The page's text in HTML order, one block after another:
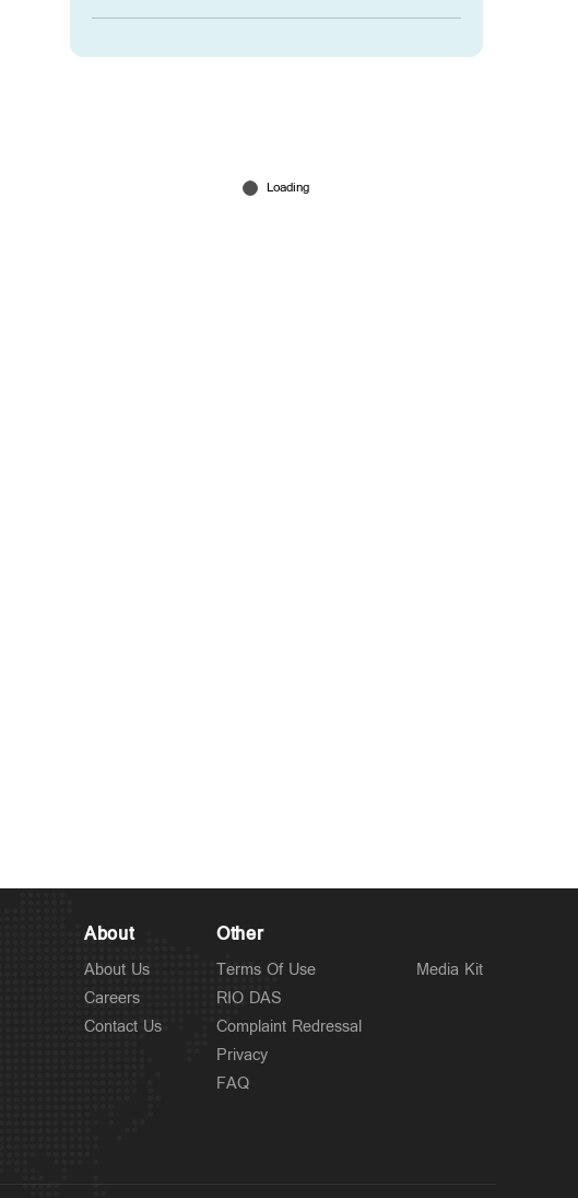
About
About Us
Careers
Contact Us
Other
Terms Of Use
RIO DAS
Complaint Redressal
Privacy
FAQ
Media Kit